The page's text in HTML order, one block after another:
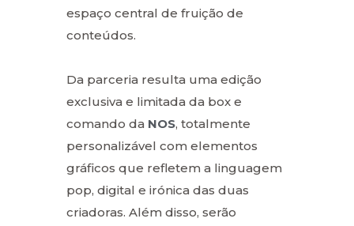
espaço central de fruição de
conteúdos.
Da parceria resulta uma edição
exclusiva e limitada da box e
comando da NOS, totalmente
personalizável com elementos
gráficos que refletem a linguagem
pop, digital e irónica das duas
criadoras. Além disso, serão